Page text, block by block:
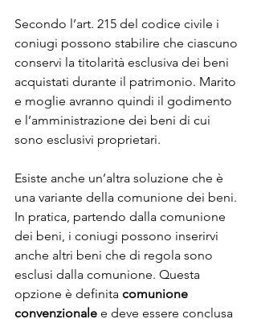
Secondo l’art. 215 del codice civile i
coniugi possono stabilire che ciascuno
conservi la titolarità esclusiva dei beni
acquistati durante il patrimonio. Marito
e moglie avranno quindi il godimento
e l’amministrazione dei beni di cui
sono esclusivi proprietari.
Esiste anche un’altra soluzione che è
una variante della comunione dei beni.
In pratica, partendo dalla comunione
dei beni, i coniugi possono inserirvi
anche altri beni che di regola sono
esclusi dalla comunione. Questa
opzione è definita comunione
convenzionale e deve essere conclusa